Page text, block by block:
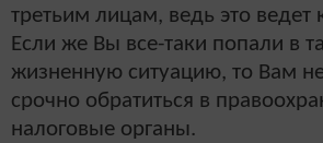
третьим лицам, ведь это ведет
Если же Вы все-таки попали в
жизненную ситуацию, то Вам
срочно обратиться в
налоговые органы.